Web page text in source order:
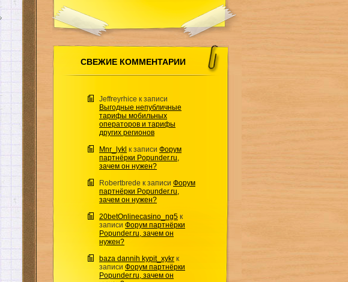
СВЕЖИЕ КОММЕНТАРИИ
Jeffreyrhice к записи
Выгодные непубличные
тарифы мобильных
операторов и тарифы
других регионов
Mnr_lykl к записи Форум
партнёрки Popunder.ru,
зачем он нужен?
Robertbrede к записи Форум
партнёрки Popunder.ru,
зачем он нужен?
20betOnlinecasino_ng5 к
записи Форум партнёрки
Popunder.ru, зачем он
нужен?
baza dannih kypit_xykr к
записи Форум партнёрки
Popunder.ru, зачем он